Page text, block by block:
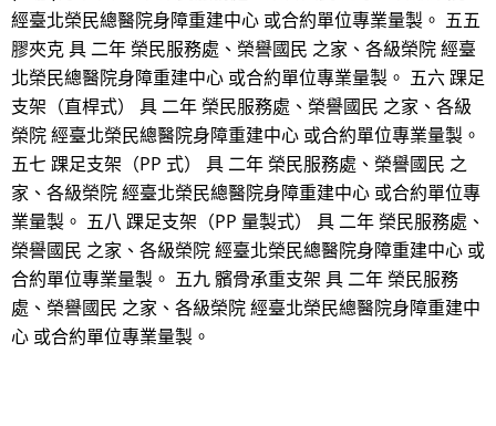
經臺北榮民總醫院身障重建中心 或合約單位專業量製。 五五
膠夾克 具 二年 榮民服務處、榮譽國民 之家、各級榮院 經臺
北榮民總醫院身障重建中心 或合約單位專業量製。 五六 踝足
支架（直桿式） 具 二年 榮民服務處、榮譽國民 之家、各級
榮院 經臺北榮民總醫院身障重建中心 或合約單位專業量製。
五七 踝足支架（PP 式） 具 二年 榮民服務處、榮譽國民 之
家、各級榮院 經臺北榮民總醫院身障重建中心 或合約單位專
業量製。 五八 踝足支架（PP 量製式） 具 二年 榮民服務處、
榮譽國民 之家、各級榮院 經臺北榮民總醫院身障重建中心 或
合約單位專業量製。 五九 髕骨承重支架 具 二年 榮民服務
處、榮譽國民 之家、各級榮院 經臺北榮民總醫院身障重建中
心 或合約單位專業量製。